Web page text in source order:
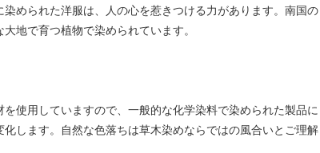
められた洋服は、人の心を惹きつける力があります。南国の
地で育つ植物で染められています。
使用していますので、一般的な化学染料で染められた製品に
します。自然な色落ちは草木染めならではの風合いとご理解